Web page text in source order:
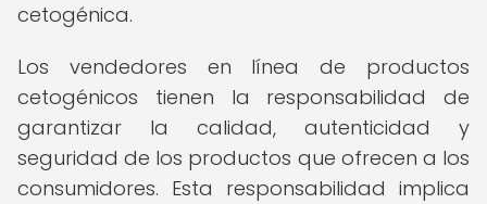
cetogénica.
Los vendedores en línea de productos
cetogénicos tienen la responsabilidad de
garantizar la calidad, autenticidad y
seguridad de los productos que ofrecen a los
consumidores. Esta responsabilidad implica